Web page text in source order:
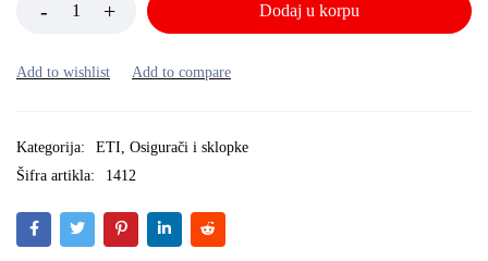
Dodaj u korpu
Kategorija: ETI, Osigurači i sklopke
Šifra artikla:
1412